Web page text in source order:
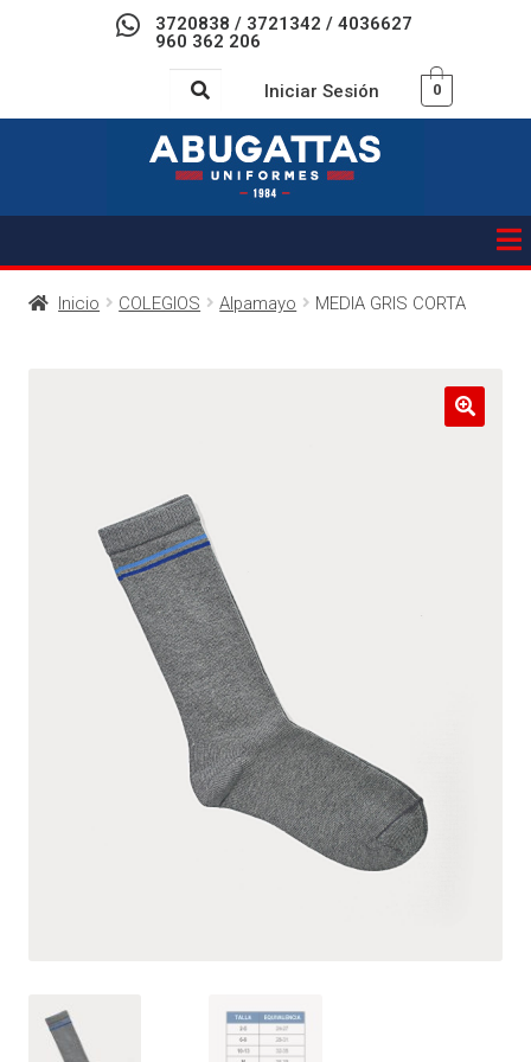
3720838 / 3721342 / 4036627
960 362 206
Iniciar Sesión 0
Inicio COLEGIOS Alpamayo MEDIA GRIS CORTA